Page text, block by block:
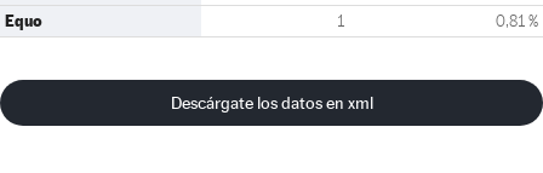
Equo 1 0,81 %
Descárgate los datos en xml